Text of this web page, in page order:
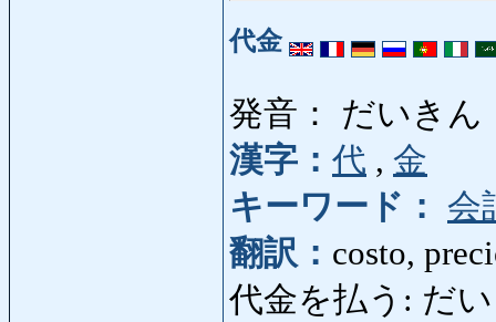
代金
発音： だいきん
漢字： 代 , 金
キーワード：
会
翻訳： costo,
代金を払う: だ